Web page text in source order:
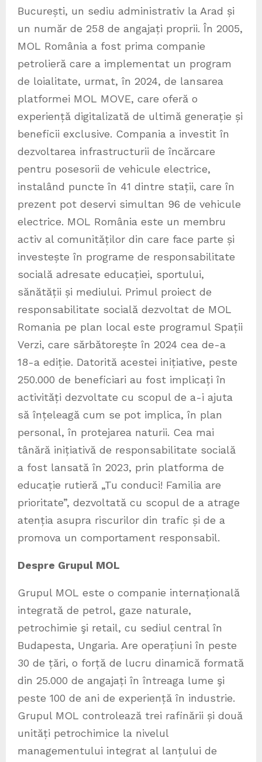
București, un sediu administrativ la Arad și
un număr de 258 de angajați proprii. În 2005,
MOL România a fost prima companie
petrolieră care a implementat un program
de loialitate, urmat, în 2024, de lansarea
platformei MOL MOVE, care oferă o
experiență digitalizată de ultimă generație și
beneficii exclusive. Compania a investit în
dezvoltarea infrastructurii de încărcare
pentru posesorii de vehicule electrice,
instalând puncte în 41 dintre stații, care în
prezent pot deservi simultan 96 de vehicule
electrice. MOL România este un membru
activ al comunităților din care face parte și
investește în programe de responsabilitate
socială adresate educației, sportului,
sănătății și mediului. Primul proiect de
responsabilitate socială dezvoltat de MOL
Romania pe plan local este programul Spații
Verzi, care sărbătorește în 2024 cea de-a
18-a ediție. Datorită acestei inițiative, peste
250.000 de beneficiari au fost implicați în
activități dezvoltate cu scopul de a-i ajuta
să înțeleagă cum se pot implica, în plan
personal, în protejarea naturii. Cea mai
tânără inițiativă de responsabilitate socială
a fost lansată în 2023, prin platforma de
educație rutieră „Tu conduci! Familia are
prioritate”, dezvoltată cu scopul de a atrage
atenția asupra riscurilor din trafic și de a
promova un comportament responsabil.
Despre Grupul MOL
Grupul MOL este o companie internațională
integrată de petrol, gaze naturale,
petrochimie şi retail, cu sediul central în
Budapesta, Ungaria. Are operațiuni în peste
30 de țări, o forță de lucru dinamică formată
din 25.000 de angajați în întreaga lume şi
peste 100 de ani de experiență în industrie.
Grupul MOL controlează trei rafinării și două
unități petrochimice la nivelul
managementului integrat al lanțului de